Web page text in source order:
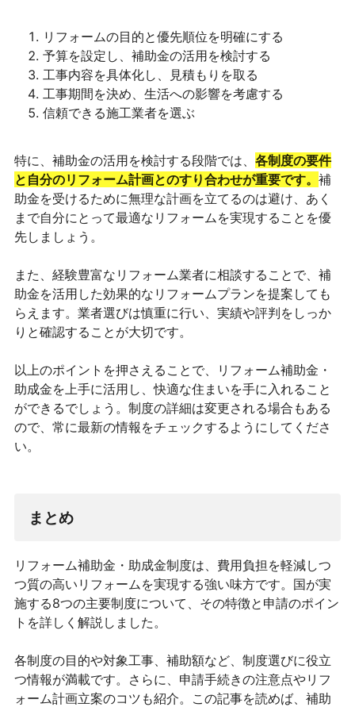
リフォームの目的と優先順位を明確にする
予算を設定し、補助金の活用を検討する
工事内容を具体化し、見積もりを取る
工事期間を決め、生活への影響を考慮する
信頼できる施工業者を選ぶ
特に、補助金の活用を検討する段階では、 各制度の要件
と自分のリフォーム計画とのすり合わせが重要です。 補
助金を受けるために無理な計画を立てるのは避け、あく
まで自分にとって最適なリフォームを実現することを優
先しましょう。
また、経験豊富なリフォーム業者に相談することで、補
助金を活用した効果的なリフォームプランを提案しても
らえます。業者選びは慎重に行い、実績や評判をしっか
りと確認することが大切です。
以上のポイントを押さえることで、リフォーム補助金・
助成金を上手に活用し、快適な住まいを手に入れること
ができるでしょう。制度の詳細は変更される場合もある
ので、常に最新の情報をチェックするようにしてくださ
い。
まとめ
リフォーム補助金・助成金制度は、費用負担を軽減しつ
つ質の高いリフォームを実現する強い味方です。国が実
施する8つの主要制度について、その特徴と申請のポイン
トを詳しく解説しました。
各制度の目的や対象工事、補助額など、制度選びに役立
つ情報が満載です。さらに、申請手続きの注意点やリフ
ォーム計画立案のコツも紹介。この記事を読めば、補助